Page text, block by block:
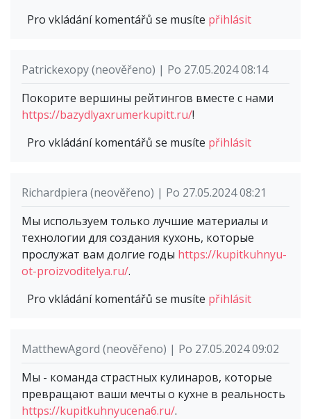
Pro vkládání komentářů se musíte přihlásit
Patrickexopy (neověřeno) | Po 27.05.2024 08:14
Покорите вершины рейтингов вместе с нами
https://bazydlyaxrumerkupitt.ru/!
Pro vkládání komentářů se musíte přihlásit
Richardpiera (neověřeno) | Po 27.05.2024 08:21
Мы используем только лучшие материалы и
технологии для создания кухонь, которые
прослужат вам долгие годы https://kupitkuhnyu-
ot-proizvoditelya.ru/.
Pro vkládání komentářů se musíte přihlásit
MatthewAgord (neověřeno) | Po 27.05.2024 09:02
Мы - команда страстных кулинаров, которые
превращают ваши мечты о кухне в реальность
https://kupitkuhnyucena6.ru/.